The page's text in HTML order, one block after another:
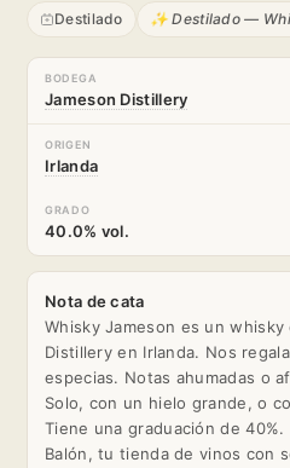
Destilado ✨ Destilado —
BODEGA
Jameson Distillery
ORIGEN
Irlanda
GRADO
40.0% vol.
Nota de cata
Whisky Jameson es un
Distillery en Irlanda. Nos
especias. Notas ahumadas o
Solo, con un hielo grande, o
Tiene una graduación de
Balón, tu tienda de vinos con